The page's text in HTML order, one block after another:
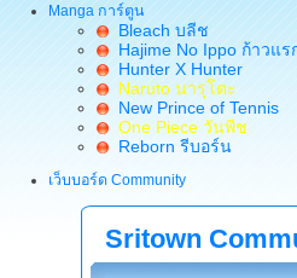
Manga การ์ตูน
Bleach บลีช
Hajime No Ippo ก้าวแร
Hunter X Hunter
Naruto นารุโตะ
New Prince of Tennis
One Piece วันพีช
Reborn รีบอร์น
เว็บบอร์ด Community
Sritown